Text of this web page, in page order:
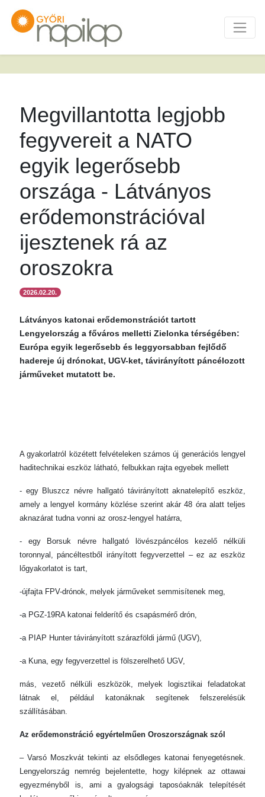
Megvillantotta legjobb
fegyvereit a NATO
egyik legerősebb
országa - Látványos
erődemonstrációval
ijesztenek rá az
oroszokra
2026.02.20.
Látványos katonai erődemonstrációt tartott
Lengyelország a főváros melletti Zielonka térségében:
Európa egyik legerősebb és leggyorsabban fejlődő
hadereje új drónokat, UGV-ket, távirányított páncélozott
járműveket mutatott be.
A gyakorlatról közétett felvételeken számos új generációs lengyel
haditechnikai eszköz látható, felbukkan rajta egyebek mellett
- egy Bluszcz névre hallgató távirányított aknatelepítő eszköz,
amely a lengyel kormány közlése szerint akár 48 óra alatt teljes
aknazárat tudna vonni az orosz-lengyel határra,
- egy Borsuk névre hallgató lövészpáncélos kezelő nélküli
toronnyal, páncéltestből irányított fegyverzettel – ez az eszköz
lőgyakorlatot is tart,
-újfajta FPV-drónok, melyek járműveket semmisítenek meg,
-a PGZ-19RA katonai felderítő és csapásmérő drón,
-a PIAP Hunter távirányított szárazföldi jármű (UGV),
-a Kuna, egy fegyverzettel is fölszerelhető UGV,
más, vezető nélküli eszközök, melyek logisztikai feladatokat
látnak el, például katonáknak segítenek felszerelésük
szállításában.
Az erődemonstráció egyértelműen Oroszországnak szól
– Varsó Moszkvát tekinti az elsődleges katonai fenyegetésnek.
Lengyelország nemrég bejelentette, hogy kilépnek az ottawai
egyezményből is, ami a gyalogsági taposóaknák telepítését